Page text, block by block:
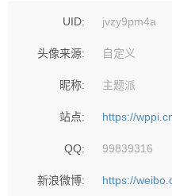
UID: jvzy9pm4a
头像来源: 自定义
昵称: 主题派
站点: https://
QQ: 99839316
新浪微博: https://